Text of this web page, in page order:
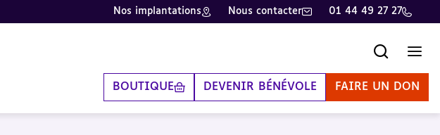
Nos implantations Nous contacter 01 44 49 27 27
BOUTIQUE DEVENIR BÉNÉVOLE FAIRE UN DON